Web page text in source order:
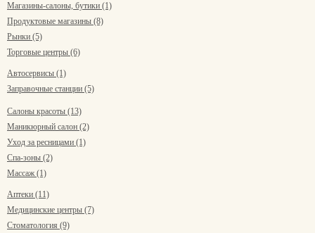
Магазины-салоны, бутики (1)
Продуктовые магазины (8)
Рынки (5)
Торговые центры (6)
Автосервисы (1)
Заправочные станции (5)
Салоны красоты (13)
Маникюрный салон (2)
Уход за ресницами (1)
Спа-зоны (2)
Массаж (1)
Аптеки (11)
Медицинские центры (7)
Стоматология (9)